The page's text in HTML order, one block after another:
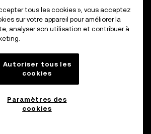
tous les cookies », vous acceptez
sur votre appareil pour améliorer la
analyser son utilisation et contribuer à
Autoriser tous les
cookies
Paramètres des
cookies